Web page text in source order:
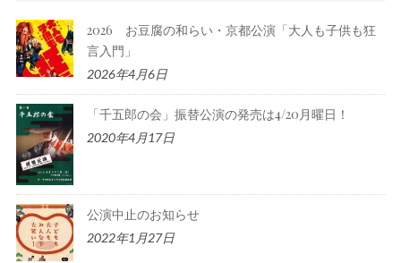
2026 お豆腐の和らい・京都公演「大人も子供も狂
言入門」
2026年4月6日
「千五郎の会」振替公演の発売は4/20月曜日！
2020年4月17日
公演中止のお知らせ
2022年1月27日